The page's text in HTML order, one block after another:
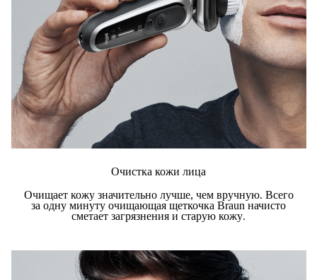
Очистка кожи лица
Очищает кожу значительно лучше, чем вручную. Всего
за одну минуту очищающая щеткочка Braun начисто
сметает загрязнения и старую кожу.